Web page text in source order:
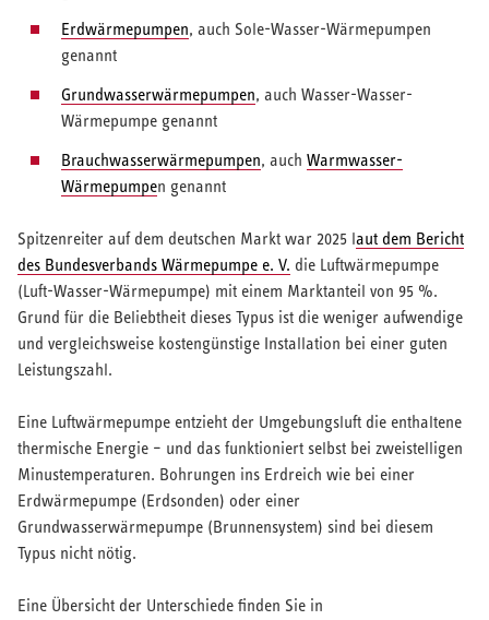
Erdwärmepumpen, auch Sole-Wasser-Wärmepumpen
genannt
Grundwasserwärmepumpen, auch Wasser-Wasser-
Wärmepumpe genannt
Brauchwasserwärmepumpen, auch Warmwasser-
Wärmepumpen genannt
Spitzenreiter auf dem deutschen Markt war 2025 laut dem Bericht
des Bundesverbands Wärmepumpe e. V. die Luftwärmepumpe
(Luft-Wasser-Wärmepumpe) mit einem Marktanteil von 95 %.
Grund für die Beliebtheit dieses Typus ist die weniger aufwendige
und vergleichsweise kostengünstige Installation bei einer guten
Leistungszahl.
Eine Luftwärmepumpe entzieht der Umgebungsluft die enthaltene
thermische Energie – und das funktioniert selbst bei zweistelligen
Minustemperaturen. Bohrungen ins Erdreich wie bei einer
Erdwärmepumpe (Erdsonden) oder einer
Grundwasserwärmepumpe (Brunnensystem) sind bei diesem
Typus nicht nötig.
Eine Übersicht der Unterschiede finden Sie in